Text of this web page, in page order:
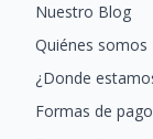
Nuestro Blog
Quiénes somos
¿Donde
Formas de pago